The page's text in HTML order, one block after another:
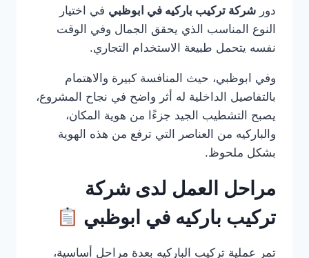
دور شركة تركيب باركيه في ابوظبي في اختيار
النوع المناسب الذي يحقق الجمال وفي الوقت
نفسه يتحمل طبيعة الاستخدام التجاري.
وفي ابوظبي، حيث المنافسة كبيرة والاهتمام
بالتفاصيل الداخلية له أثر واضح في نجاح المشروع،
يصبح التشطيب الجيد جزءًا من هوية المكان،
والباركيه من العناصر التي ترفع من هذه الهوية
بشكل ملحوظ.
مراحل العمل لدى شركة
تركيب باركيه في ابوظبي
تمر عملية تركيب الباركيه بعدة مراحل أساسية،